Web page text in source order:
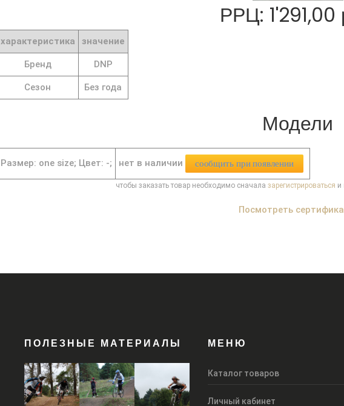
РРЦ: 1'291,00
характеристика значение
Бренд DNP
Сезон Без года
Модели
Размер: one size; Цвет: -; нет в наличии сообщить при появлении
чтобы заказать товар необходимо сначала зарегистрироваться и
Посмотреть
ПОЛЕЗНЫЕ МАТЕРИАЛЫ МЕНЮ
Каталог товаров
Личный кабинет